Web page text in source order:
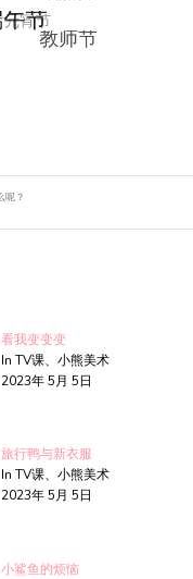
看我变变变
In TV课、小熊美术
2023年 5月 5日
旅行鸭与新衣服
In TV课、小熊美术
2023年 5月 5日
小鲨鱼的烦恼